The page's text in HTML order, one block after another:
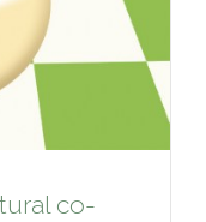
co-